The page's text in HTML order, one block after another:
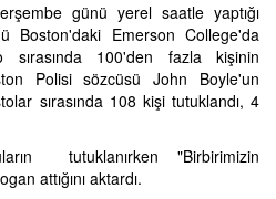
günü yerel saatle yaptığı
Boston'daki Emerson College'da
sırasında 100'den fazla kişinin
Polisi sözcüsü John Boyle'un
sırasında 108 kişi tutuklandı, 4
tutuklanırken "Birbirimizin
attığını aktardı.